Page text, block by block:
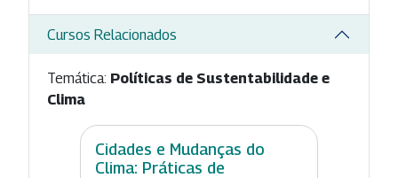
Cursos Relacionados
Temática: Políticas de Sustentabilidade e
Clima
Cidades e Mudanças do
Clima: Práticas de